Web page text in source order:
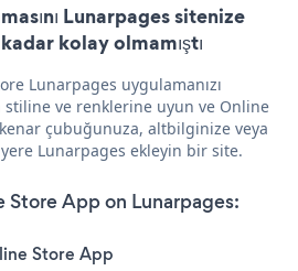
Lunarpages sitenize
kolay olmamıştı
Lunarpages uygulamanızı
ve renklerine uyun ve Online
kenar çubuğunuza, altbilginize veya
Lunarpages ekleyin bir site.
Store App on Lunarpages:
Store App